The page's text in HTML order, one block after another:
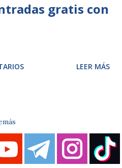
gratis con
LEER MÁS